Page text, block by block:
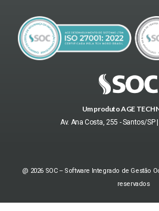
Um produto AGE
Av. Ana Costa, 255 - Santos/SP |
@ 2026 SOC – Software Integrado de Gestão
reservados